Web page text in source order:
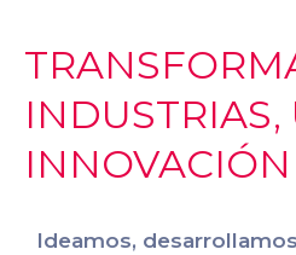
INDUSTRIAS,
Ideamos,